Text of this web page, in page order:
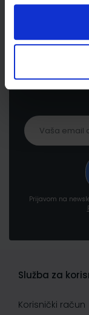
Prijavite
Prijavom na
Služba za
Korisnički račun